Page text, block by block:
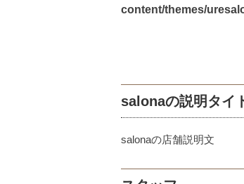
content/themes/
salonaの説明タイ
salonaの店舗説明文